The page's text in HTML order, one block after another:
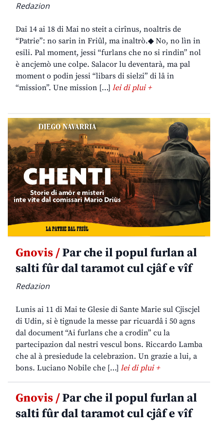
Redazion
Dai 14 ai 18 di Mai no steit a cirînus, noaltris de
“Patrie”: no sarin in Friûl, ma inaltrò.◆ No, no lìn in
esili. Pal moment, jessi “furlans che no si rindin” nol
è ancjemò une colpe. Salacor lu deventarà, ma pal
moment o podin jessi “libars di sielzi” di lâ in
“mission”. Une mission […] lei di plui +
Gnovis /Par che il popul furlan al
salti fûr dal taramot cul cjâf e vîf
Redazion
Lunis ai 11 di Mai te Glesie di Sante Marie sul Cjiscjel
di Udin, si è tignude la messe par ricuardâ i 50 agns
dal document “Ai furlans che a crodin” cu la
partecipazion dal nestri vescul bons. Riccardo Lamba
che al à presiedude la celebrazion. Un grazie a lui, a
bons. Luciano Nobile che […] lei di plui +
Gnovis /Par che il popul furlan al
salti fûr dal taramot cul cjâf e vîf